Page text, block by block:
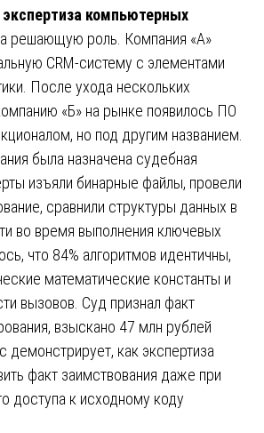
компьютерных
решающую роль. Компания «А»
CRM-систему с элементами
После ухода нескольких
«Б» на рынке появилось ПО
но под другим названием.
была назначена судебная
изъяли бинарные файлы, провели
сравнили структуры данных в
во время выполнения ключевых
что 84% алгоритмов идентичны,
математические константы и
вызовов. Суд признал факт
взыскано 47 млн рублей
демонстрирует, как экспертиза
факт заимствования даже при
доступа к исходному коду